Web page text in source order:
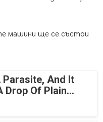
машини ще се състои
Parasite, And It
Drop Of Plain...